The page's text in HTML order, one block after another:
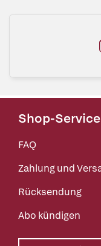
Shop-Service
FAQ
Zahlung und
Rücksendung
Abo kündigen